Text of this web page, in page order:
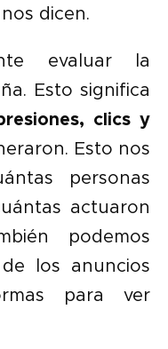
dicen.
evaluar la
Esto significa
clics y
Esto nos
personas
actuaron
podemos
los anuncios
para ver